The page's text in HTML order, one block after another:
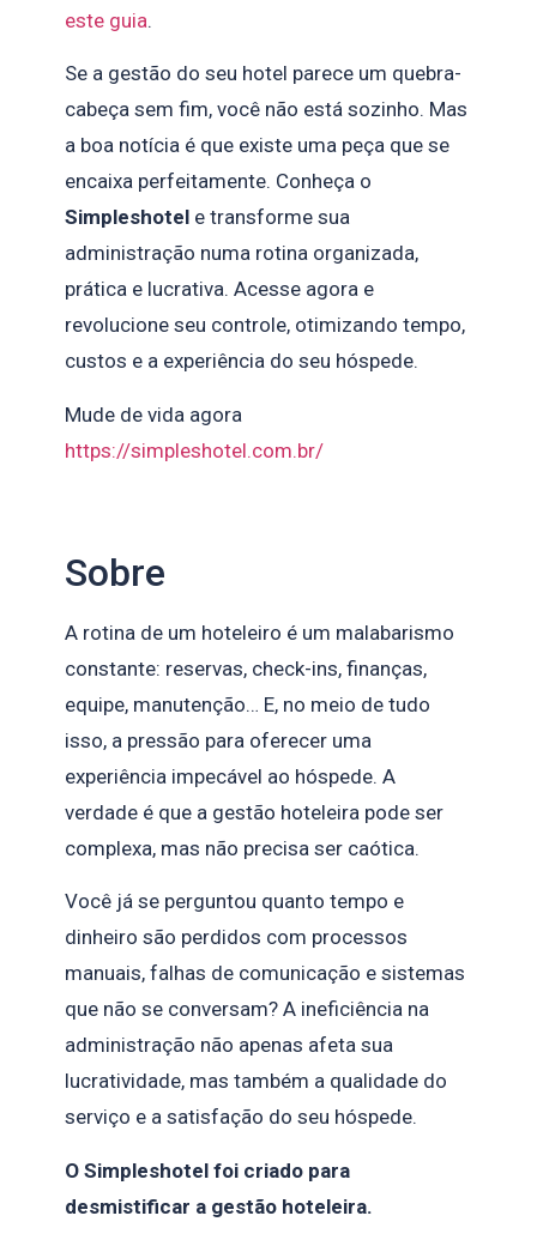
este guia.
Se a gestão do seu hotel parece um quebra-
cabeça sem fim, você não está sozinho. Mas
a boa notícia é que existe uma peça que se
encaixa perfeitamente. Conheça o
Simpleshotel e transforme sua
administração numa rotina organizada,
prática e lucrativa. Acesse agora e
revolucione seu controle, otimizando tempo,
custos e a experiência do seu hóspede.
Mude de vida agora
https://simpleshotel.com.br/
Sobre
A rotina de um hoteleiro é um malabarismo
constante: reservas, check-ins, finanças,
equipe, manutenção… E, no meio de tudo
isso, a pressão para oferecer uma
experiência impecável ao hóspede. A
verdade é que a gestão hoteleira pode ser
complexa, mas não precisa ser caótica.
Você já se perguntou quanto tempo e
dinheiro são perdidos com processos
manuais, falhas de comunicação e sistemas
que não se conversam? A ineficiência na
administração não apenas afeta sua
lucratividade, mas também a qualidade do
serviço e a satisfação do seu hóspede.
O Simpleshotel foi criado para
desmistificar a gestão hoteleira.